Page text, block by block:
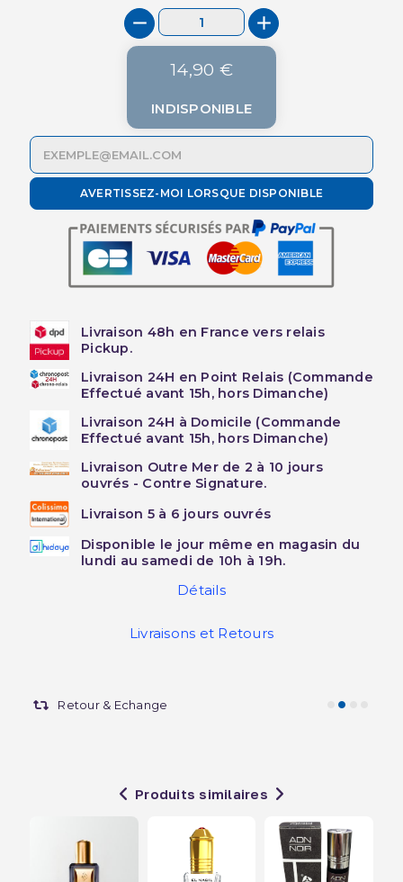
14,90 €
INDISPONIBLE
AVERTISSEZ-MOI LORSQUE DISPONIBLE
Livraison 48h en France vers relais
Pickup.
Livraison 24H en Point Relais (Commande
Effectué avant 15h, hors Dimanche)
Livraison 24H à Domicile (Commande
Effectué avant 15h, hors Dimanche)
Livraison Outre Mer de 2 à 10 jours
ouvrés - Contre Signature.
Livraison 5 à 6 jours ouvrés
Disponible le jour même en magasin du
lundi au samedi de 10h à 19h.
Détails
Livraisons et Retours
Retour & Echange
Produits similaires